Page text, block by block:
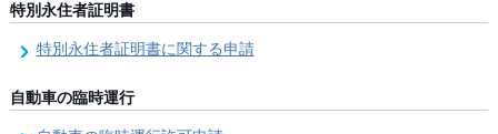
特別永住者証明書
特別永住者証明書に関する申請
自動車の臨時運行